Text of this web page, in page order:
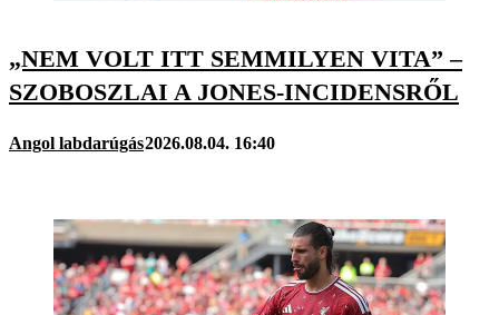
„NEM VOLT ITT SEMMILYEN VITA” –
SZOBOSZLAI A JONES-INCIDENSRŐL
Angol labdarúgás2026.08.04. 16:40